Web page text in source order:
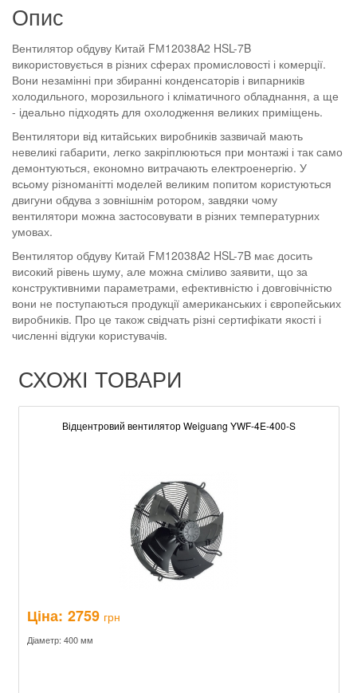
Опис
Вентилятор обдуву Китай FМ12038A2 HSL-7B
використовується в різних сферах промисловості і комерції.
Вони незамінні при збиранні конденсаторів і випарників
холодильного, морозильного і кліматичного обладнання, а ще
- ідеально підходять для охолодження великих приміщень.
Вентилятори від китайських виробників зазвичай мають
невеликі габарити, легко закріплюються при монтажі і так само
демонтуються, економно витрачають електроенергію. У
всьому різноманітті моделей великим попитом користуються
двигуни обдува з зовнішнім ротором, завдяки чому
вентилятори можна застосовувати в різних температурних
умовах.
Вентилятор обдуву Китай FМ12038A2 HSL-7B має досить
високий рівень шуму, але можна сміливо заявити, що за
конструктивними параметрами, ефективністю і довговічністю
вони не поступаються продукції американських і європейських
виробників. Про це також свідчать різні сертифікати якості і
численні відгуки користувачів.
СХОЖІ ТОВАРИ
Відцентровий вентилятор Weiguang YWF-4E-400-S
Ціна: 2759 грн
Діаметр: 400 мм